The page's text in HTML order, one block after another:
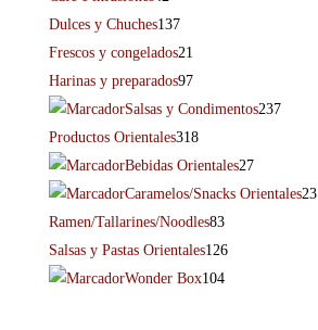
Dulces y Chuches137
Frescos y congelados21
Harinas y preparados97
Salsas y Condimentos237
Productos Orientales318
Bebidas Orientales27
Caramelos/Snacks Orientales23
Ramen/Tallarines/Noodles83
Salsas y Pastas Orientales126
Wonder Box104